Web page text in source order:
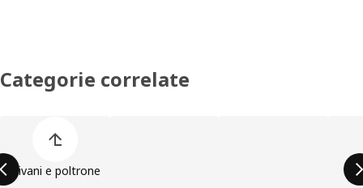
Categorie correlate
Divani e poltrone